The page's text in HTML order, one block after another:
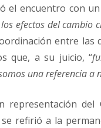
el encuentro con un
efectos del cambio
entre
que, a su juicio, “
una referencia a
representación del
refirió a la